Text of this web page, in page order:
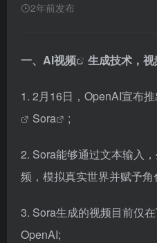
2年前发布
一、 AI视频 生成技术，
1. 2月16日，OpenAI宣布
Sora
;
2. Sora能够通过文本输入
频，模拟真实世界并赋予角
3. Sora生成的视频目前仅
OpenAI;